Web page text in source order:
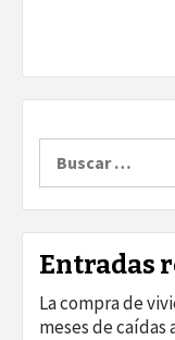
Entradas
La compra de
meses de caídas